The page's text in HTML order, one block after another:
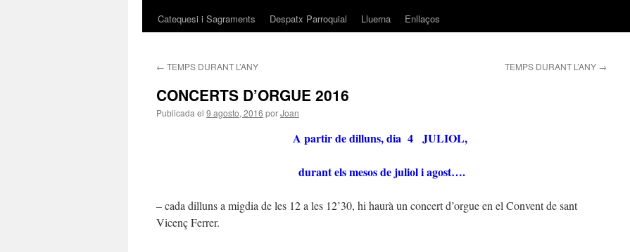
Catequesi i Sagraments
Despatx Parroquial Lluerna Enllaços
← TEMPS DURANT L’ANY TEMPS DURANT L’ANY →
CONCERTS D’ORGUE 2016
Publicada el 9 agosto, 2016 porJoan
A partir de dilluns, dia 4 JULIOL,
durant els mesos de juliol i agost….
– cada dilluns a migdia de les 12 a les 12’30, hi haurà un concert d’orgue en el Convent de sant
Vicenç Ferrer.